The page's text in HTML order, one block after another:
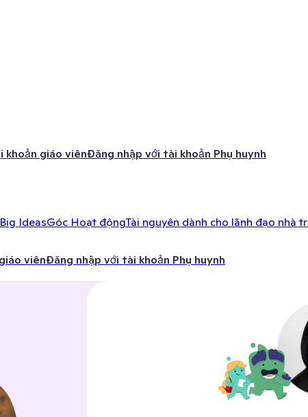
khoản giáo viênĐăng nhập với tài khoản Phụ huynh
Big IdeasGóc Hoạt độngTài nguyên dành cho lãnh đạo nhà
viênĐăng nhập với tài khoản Phụ huynh